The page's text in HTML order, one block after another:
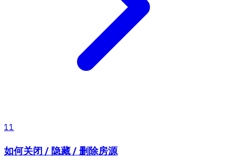
11
如何关闭 / 隐藏 / 删除房源